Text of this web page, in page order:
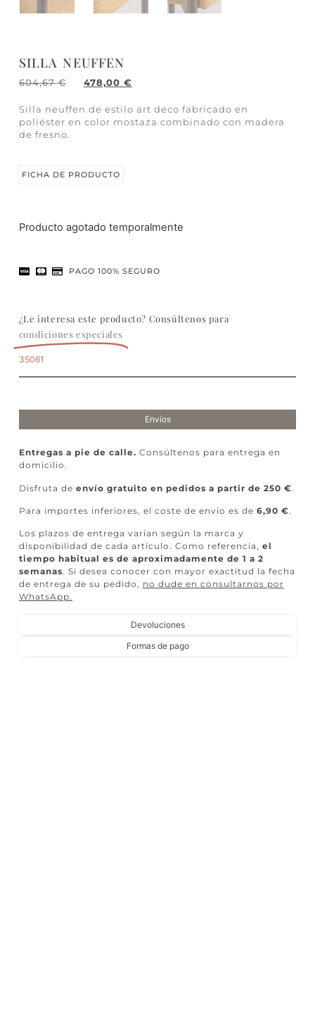
SILLA NEUFFEN
604,67€ 478,00 €
Silla neuffen de estilo art deco fabricado en
poliéster en color mostaza combinado con madera
de fresno.
FICHA DE PRODUCTO
Producto agotado temporalmente
PAGO 100% SEGURO
¿Le interesa este producto? Consúltenos para
condiciones especiales
35061
Envíos
Devoluciones
Formas de pago
Entregas a pie de calle. Consúltenos para entrega en
domicilio.
Disfruta de envío gratuito en pedidos a partir de 250 €
Para importes inferiores, el coste de envío es de 6,90 €.
Los plazos de entrega varían según la marca y
disponibilidad de cada artículo. Como referencia, el
tiempo habitual es de aproximadamente de 1 a 2
semanas. Si desea conocer con mayor exactitud la fecha
de entrega de su pedido, no dude en consultarnos por
WhatsApp.